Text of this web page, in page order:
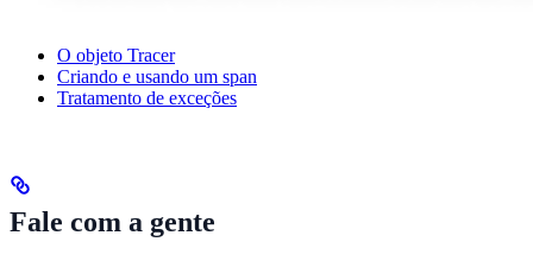
O objeto Tracer
Criando e usando um span
Tratamento de exceções
Fale com a gente